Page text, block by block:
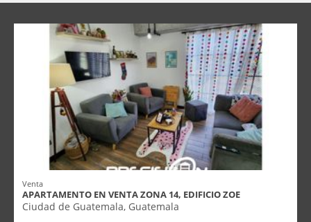
Venta
APARTAMENTO EN VENTA ZONA 14, EDIFICIO ZOE
Ciudad de Guatemala, Guatemala